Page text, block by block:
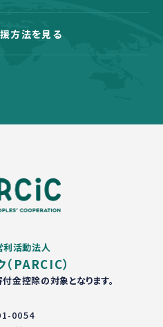
方法を見る
利活動法人
PARCIC）
金控除の対象となります。
0054